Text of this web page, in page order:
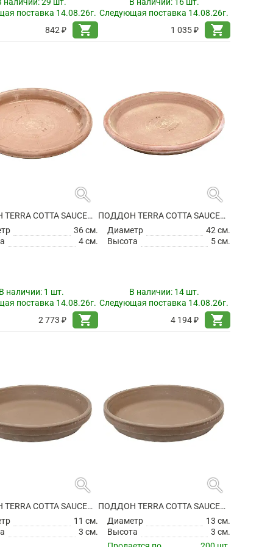
поставка 14.08.26г.
842 ₽
shopping_cart
Следующая поставка 14.08.26г.
1 035 ₽
shopping_cart
search
ПОДДОН TERRA COTTA SAUCER ANTIQUES
36 см.
4 см.
наличии: 1 шт.
поставка 14.08.26г.
2 773 ₽
shopping_cart
search
ПОДДОН TERRA COTTA SAUCER ANTIQUES
Диаметр
42 см.
Высота
5 см.
В наличии: 14 шт.
Следующая поставка 14.08.26г.
4 194 ₽
shopping_cart
search
ПОДДОН TERRA COTTA SAUCER GREY
11 см.
3 см.
search
ПОДДОН TERRA COTTA SAUCER GREY
Диаметр
13 см.
Высота
3 см.